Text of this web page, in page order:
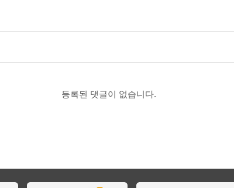
등록된 댓글이 없습니다.